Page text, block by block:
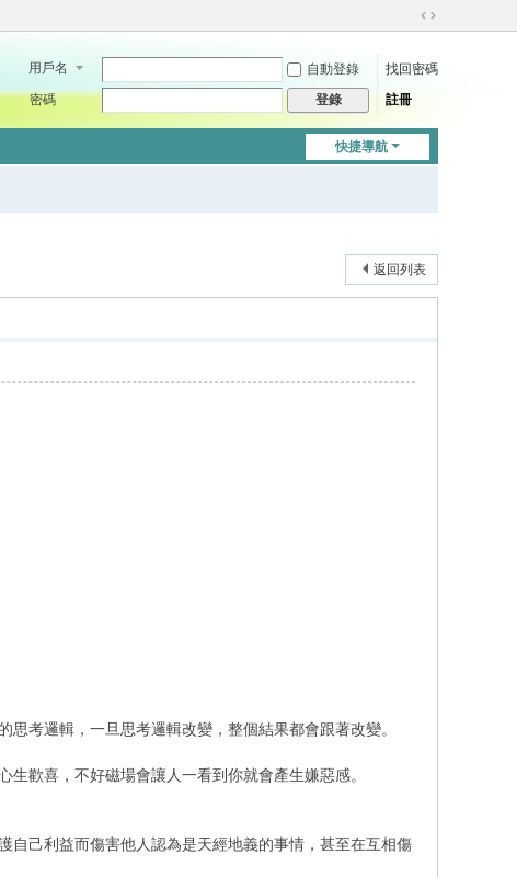
切
到
用戶名 自動登錄
找回密碼
密碼
登錄 註冊
快捷導航
返回列表
考邏輯，一旦思考邏輯改變，整個結果都會跟著改變。
歡喜，不好磁場會讓人一看到你就會產生嫌惡感。
自己利益而傷害他人認為是天經地義的事情，甚至在互相傷